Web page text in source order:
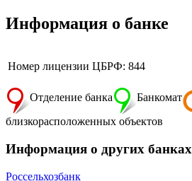
Информация о банке
Номер лицензии ЦБРФ: 844
Отделение банка Банкомат
близкорасположенных объектов
Информация о других банках
Россельхозбанк